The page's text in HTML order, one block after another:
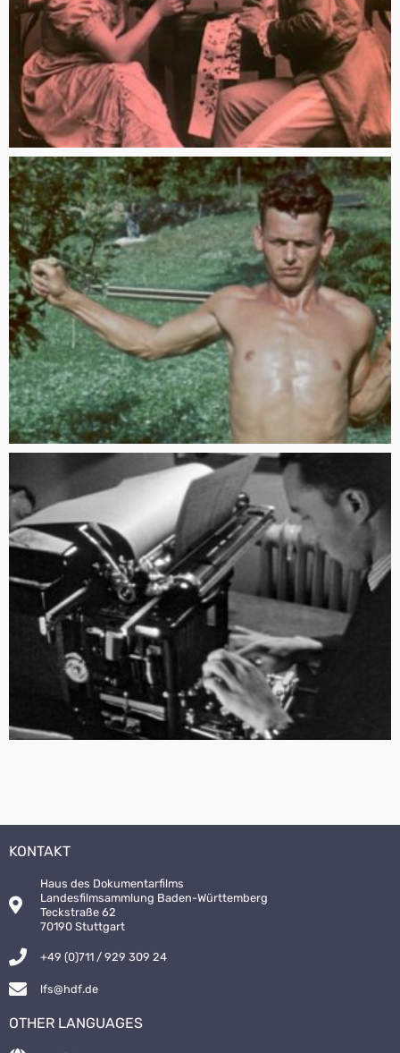
KONTAKT
Haus des Dokumentarfilms
Landesfilmsammlung Baden-Württemberg
Teckstraße 62
70190 Stuttgart
+49 (0)711 / 929 309 24
lfs@hdf.de
OTHER LANGUAGES